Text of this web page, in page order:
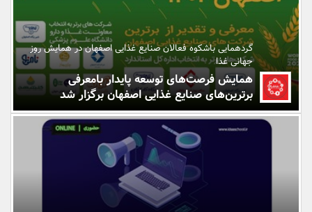
بانک، بیمه و سرمایه
مسکن و ساختمان
گردهمایی باشکوه فعالان صنایع غذایی اصفهان در همایش روز
جهانی غذا
همایش فرصت‌های توسعه پایدار بامعرفی
برترین‌های صنایع غذایی اصفهان برگزار شد